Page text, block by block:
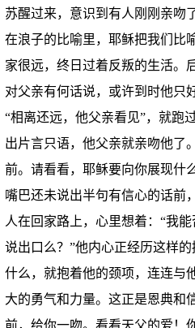
苏醒过来，意识到有人刚刚亲吻
在浪子的比喻里，耶稣把我们比
家很远，终日过着反叛的生活。
对父亲有何话说，或许到时他只
“相离还远，他父亲看见”，就跑
出片言只语，他父亲就亲吻他了
前。请看看，耶稣要向你展现什
嘴巴还未说出半句有信心的话前
人在回家路上，心里想着：“我
说出口么？”他内心正经历这样
什么，就抱着他的颈项，连连与
大的勇气和力量。这正是恩典和
前，给你一吻。看看天父的爱！